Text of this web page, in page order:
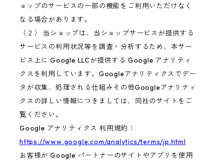
ョップのサービスの一部の機能をご利用いただけなく
なる場合があります。
（２） 当ショップは、当ショップサービスが提供する
サービスの利用状況等を調査・分析するため、本サー
ビス上に Google LLCが提供する Google アナリティ
クスを利用しています。Googleアナリティクスでデー
タが収集、処理される仕組みその他Googleアナリティ
クスの詳しい情報につきましては、同社のサイトをご
覧ください。
Google アナリティクス 利用規約：
https://www.google.com/analytics/terms/jp.html
お客様が Google パートナーのサイトやアプリを使用